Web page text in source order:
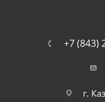
+7 (843)
г.